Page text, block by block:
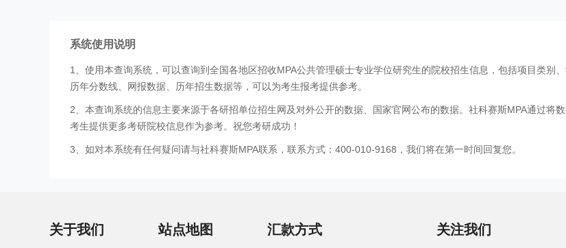
系统使用说明
1、使用本查询系统，可以查询到全国各地区招收MPA公共管理硕士专业学位研究生的院校招生信息，包括项目类别
历年分数线、网报数据、历年招生数据等，可以为考生报考提供参考。
2、本查询系统的信息主要来源于各研招单位招生网及对外公开的数据、国家官网公布的数据。社科赛斯MPA通过将
考生提供更多考研院校信息作为参考。祝您考研成功！
3、如对本系统有任何疑问请与社科赛斯MPA联系，联系方式：400-010-9168，我们将在第一时间回复您。
关于我们 站点地图 汇款方式
关注我们